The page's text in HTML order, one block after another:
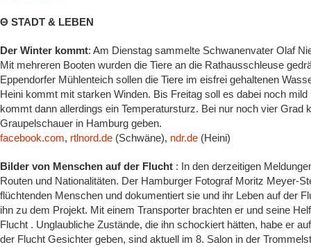
Θ STADT & LEBEN
Der Winter kommt: Am Dienstag sammelte Schwanenvater Olaf
Mit mehreren Booten wurden die Tiere an die Rathausschleuse
Eppendorfer Mühlenteich sollen die Tiere im eisfrei gehaltenen
Heini kommt mit starken Winden. Bis Freitag soll es dabei noch
kommt dann allerdings ein Temperatursturz. Bei nur noch vier Grad
Graupelschauer in Hamburg geben.
facebook.com, rtlnord.de (Schwäne), ndr.de (Heini)
Bilder von Menschen auf der Flucht : In den derzeitigen
Routen und Nationalitäten. Der Hamburger Fotograf Moritz Meyer-
flüchtenden Menschen und dokumentiert sie und ihr Leben auf der
ihn zu dem Projekt. Mit einem Transporter brachten er und seine
Flucht . Unglaubliche Zustände, die ihn schockiert hätten, habe er
der Flucht Gesichter geben, sind aktuell im 8. Salon in der